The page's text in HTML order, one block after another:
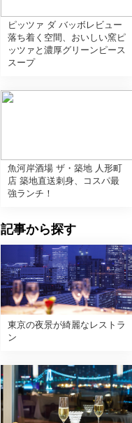
ピッツァ ダ バッボレビュー
落ち着く空間、おいしい窯ピ
ッツァと濃厚グリーンピース
スープ
魚河岸酒場 ザ・築地 人形町
店 築地直送刺身、コスパ最
強ランチ！
記事から探す
東京の夜景が綺麗なレストラ
ン